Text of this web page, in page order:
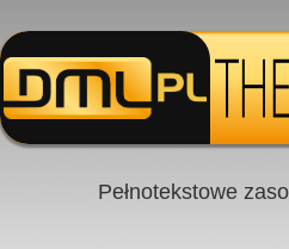
Pełnotekstowe